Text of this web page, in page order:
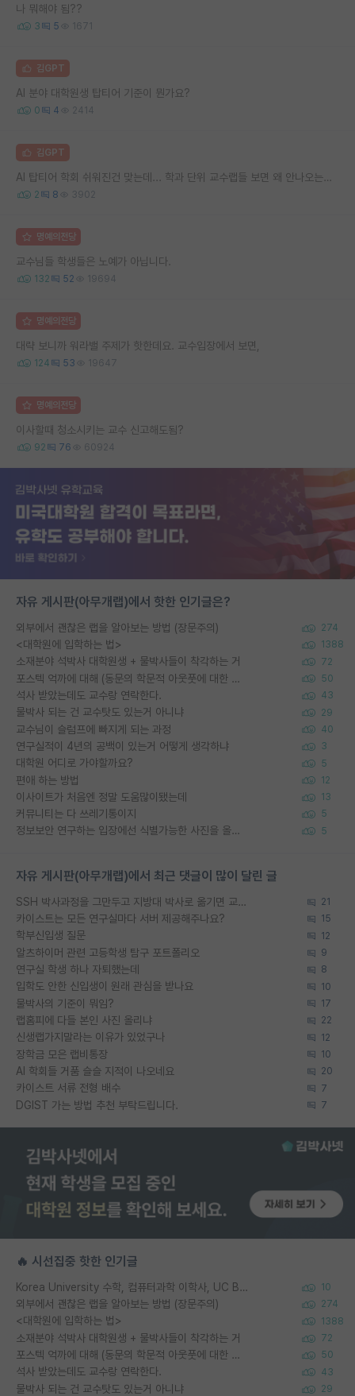
나 뭐해야 됨??
3 5 1671
김GPT
AI 분야 대학원생 탑티어 기준이 뭔가요?
0 4 2414
김GPT
AI 탑티어 학회 쉬워진건 맞는데... 학과 단위 교수랩들 보면 왜 안나오는지 모르겠음..
2 8 3902
명예의전당
교수님들 학생들은 노예가 아닙니다.
132 52 19694
명예의전당
대략 보니까 워라밸 주제가 핫한데요. 교수입장에서 보면,
124 53 19647
명예의전당
이사할때 청소시키는 교수 신고해도됨?
92 76 60924
자유 게시판(아무개랩)에서 핫한 인기글은?
외부에서 괜찮은 랩을 알아보는 방법 (장문주의) 274
<대학원에 입학하는 법> 1388
소재분야 석박사 대학원생 + 물박사들이 착각하는 거 72
포스텍 억까에 대해 (동문의 학문적 아웃풋에 대한 반박) 50
석사 받았는데도 교수랑 연락한다. 43
물박사 되는 건 교수탓도 있는거 아니냐 29
교수님이 슬럼프에 빠지게 되는 과정 40
연구실적이 4년의 공백이 있는거 어떻게 생각하냐 3
대학원 어디로 가야할까요? 5
편애 하는 방법 12
이사이트가 처음엔 정말 도움많이됐는데 13
커뮤니티는 다 쓰레기통이지 5
정보보안 연구하는 입장에선 식별가능한 사진을 올리는건 비추이긴함 5
자유 게시판(아무개랩)에서 최근 댓글이 많이 달린 글
SSH 박사과정을 그만두고 지방대 박사로 옮기면 교수의 꿈은 끝일까요? 21
카이스트는 모든 연구실마다 서버 제공해주나요? 15
학부신입생 질문 12
알츠하이머 관련 고등학생 탐구 포트폴리오 9
연구실 학생 하나 자퇴했는데 8
입학도 안한 신입생이 원래 관심을 받나요 10
물박사의 기준이 뭐임? 17
랩홈피에 다들 본인 사진 올리냐 22
신생랩가지말라는 이유가 있었구나 12
장학금 모은 랩비통장 10
AI 학회들 거품 슬슬 지적이 나오네요 20
카이스트 서류 전형 배수 7
DGIST 가는 방법 추천 부탁드립니다. 7
🔥 시선집중 핫한 인기글
Korea University 수학, 컴퓨터과학 이학사, UC Berkeley 산업공학 대학원 공학박사가 되는 것은 쉽지 않겠죠? 10
외부에서 괜찮은 랩을 알아보는 방법 (장문주의) 274
<대학원에 입학하는 법> 1388
소재분야 석박사 대학원생 + 물박사들이 착각하는 거 72
포스텍 억까에 대해 (동문의 학문적 아웃풋에 대한 반박) 50
석사 받았는데도 교수랑 연락한다. 43
물박사 되는 건 교수탓도 있는거 아니냐 29